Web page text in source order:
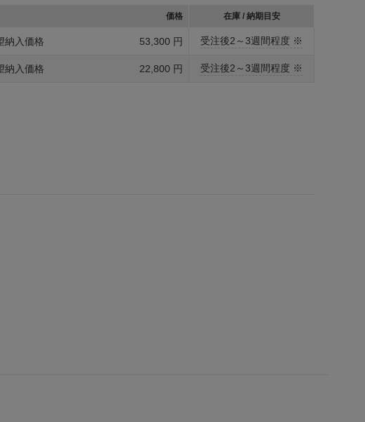
価格 在庫 / 納期目安
納入価格 53,300 円 受注後2～3週間程度 ※
納入価格 22,800 円 受注後2～3週間程度 ※